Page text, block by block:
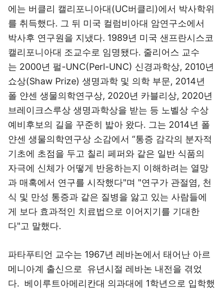
에는 버클리 캘리포니아대(UC버클리)에서 박사학위
를 취득했다. 그 뒤 미국 컬럼비아대 암연구소에서
박사후 연구원을 지냈다. 1989년 미국 샌프란시스코
캘리포니아대 조교수로 임명됐다. 줄리어스 교수
는 2000년 펄-UNC(Perl-UNC) 신경과학상, 2010년
쇼상(Shaw Prize) 생명과학 및 의학 부문, 2014년
폴 얀센 생물의학연구상, 2020년 카블리상, 2020년
브레이크스루상 생명과학상을 받는 등 노벨상 수상
예비후보의 길을 꾸준히 밟아 왔다. 그는 2014년 폴
얀센 생물의학연구상 소감에서 “통증 감각의 분자적
기초에 초점을 두고 칠리 페퍼와 같은 일반 식품의
자극에 신체가 어떻게 반응하는지 이해하려는 열망
과 매혹에서 연구를 시작했다"며 "연구가 관절염, 천
식 및 만성 통증과 같은 질병을 앓고 있는 사람들에
게 보다 효과적인 치료법으로 이어지기를 기대한
다"고 말했다.
파타푸티언 교수는 1967년 레바논에서 태어난 아르
메니아계 출신으로 유년시절 레바논 내전을 겪었
다. 베이루트아메리칸대 의과대에 1학년으로 입학했